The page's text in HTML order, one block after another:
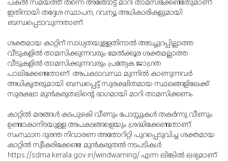
പകല്‍ സമയത്ത് തന്നെ അങ്ങോട്ട് മാറി താമസിക്കേണ്ടതുമാണ്.
ഇതിനായി തദ്ദേശ സ്ഥാപന, റവന്യൂ അധികാരികളുമായി
ബന്ധപ്പെടാവുന്നതാണ്.
ശക്തമായ കാറ്റിന് സാധ്യതയുള്ളതിനാല്‍ അടച്ചുറപ്പില്ലാത്ത
വീടുകളില്‍ താമസിക്കുന്നവരും മേല്‍ക്കൂര ശക്തമല്ലാത്ത
വീടുകളില്‍ താമസിക്കുന്നവരും പ്രത്യേക ജാഗ്രത
പാലിക്കേണ്ടതാണ്. അപകടാവസ്ഥ മുന്നില്‍ കാണുന്നവര്‍
അധികൃതരുമായി ബന്ധപ്പെട്ട് സുരക്ഷിതമായ സ്ഥലങ്ങളിലേക്ക്
സുരക്ഷാ മുന്‍കരുതലിന്റെ ഭാഗമായി മാറി താമസിക്കണം.
കാറ്റില്‍ മരങ്ങള്‍ കടപുഴകി വീണും പോസ്റ്റുകള്‍ തകര്‍ന്നു വീണും
ഉണ്ടാകാനിടയുള്ള അപകടങ്ങളെയും ശ്രദ്ധിക്കേണ്ടതാണ്.
സംസ്ഥാന ദുരന്ത നിവാരണ അതോറിറ്റി പുറപ്പെടുവിച്ച ശക്തമായ
കാറ്റില്‍ സ്വീകരിക്കേണ്ട മുന്‍കരുതല്‍ നടപടികള്‍
https://sdma.kerala.gov.in/windwarning/ എന്ന ലിങ്കില്‍ ലഭ്യമാണ്